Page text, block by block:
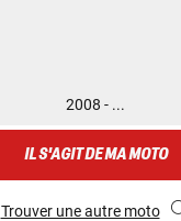
2008 - ...
IL S'AGIT DE MA MOTO
Trouver une autre moto